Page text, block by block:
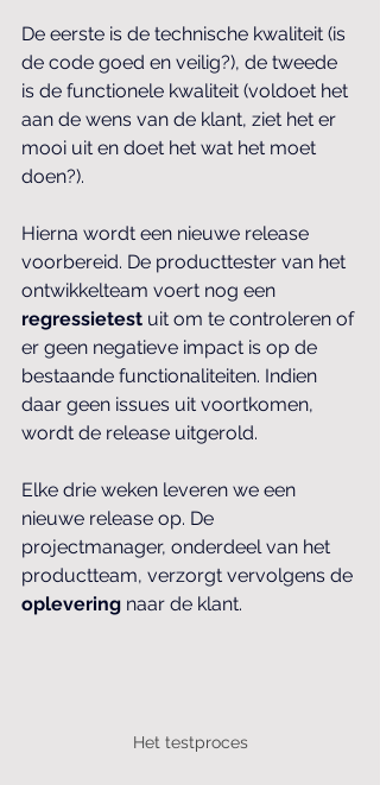
De eerste is de technische kwaliteit (is
de code goed en veilig?), de tweede
is de functionele kwaliteit (voldoet het
aan de wens van de klant, ziet het er
mooi uit en doet het wat het moet
doen?).
Hierna wordt een nieuwe release
voorbereid. De producttester van het
ontwikkelteam voert nog een
regressietest uit om te controleren of
er geen negatieve impact is op de
bestaande functionaliteiten. Indien
daar geen issues uit voortkomen,
wordt de release uitgerold.
Elke drie weken leveren we een
nieuwe release op. De
projectmanager, onderdeel van het
productteam, verzorgt vervolgens de
oplevering naar de klant.
Het testproces